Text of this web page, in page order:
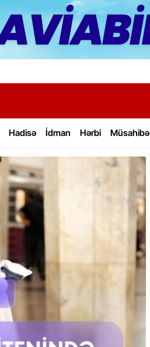
Hadisə İdman Hərbi Müsahibə